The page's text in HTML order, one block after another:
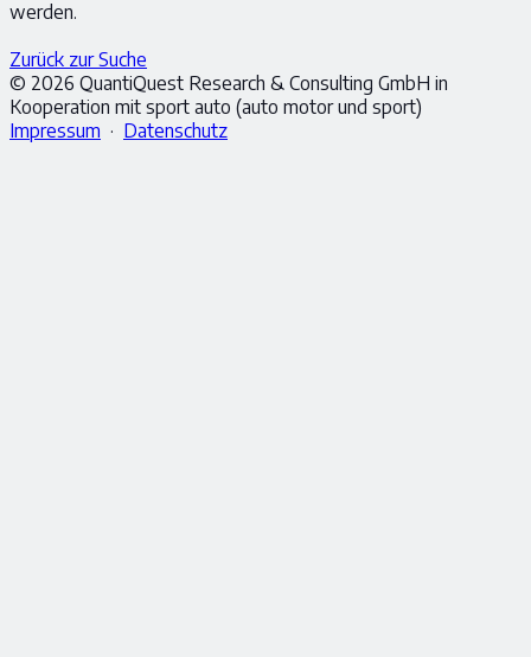
werden.
Zurück zur Suche
© 2026 QuantiQuest Research & Consulting GmbH in
Kooperation mit sport auto (auto motor und sport)
Impressum · Datenschutz